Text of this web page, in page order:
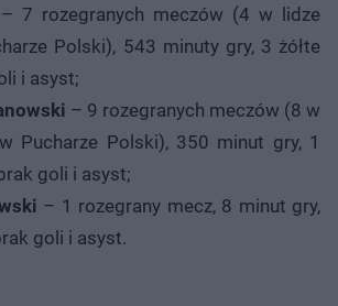
– 7 rozegranych meczów (4 w lidze
Polski), 543 minuty gry, 3 żółte
i asyst;
– 9 rozegranych meczów (8 w
Pucharze Polski), 350 minut gry, 1
goli i asyst;
– 1 rozegrany mecz, 8 minut gry,
goli i asyst.